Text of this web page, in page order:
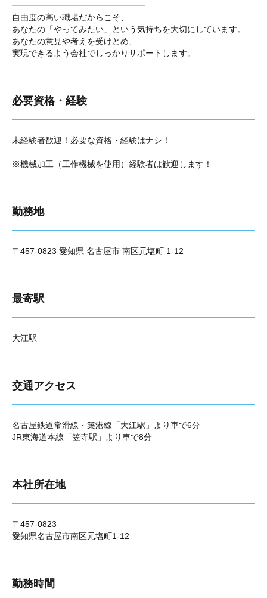
━━━━━━━━━━━━━━━━
自由度の高い職場だからこそ、
あなたの「やってみたい」という気持ちを大切にしています。
あなたの意見や考えを受けとめ、
実現できるよう会社でしっかりサポートします。
必要資格・経験
未経験者歓迎！必要な資格・経験はナシ！
※機械加工（工作機械を使用）経験者は歓迎します！
勤務地
〒457-0823 愛知県 名古屋市 南区元塩町 1-12
最寄駅
大江駅
交通アクセス
名古屋鉄道常滑線・築港線「大江駅」より車で6分
JR東海道本線「笠寺駅」より車で8分
本社所在地
〒457-0823
愛知県名古屋市南区元塩町1-12
勤務時間